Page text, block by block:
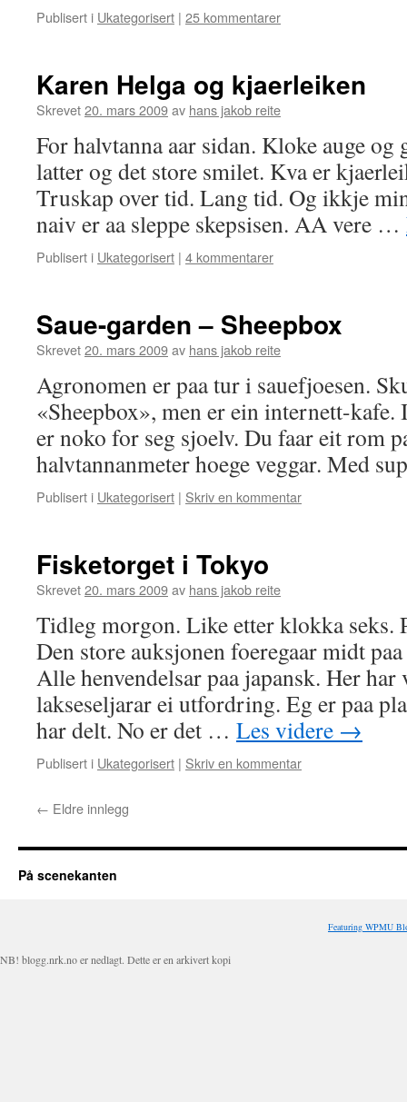
Publisert i Ukategorisert | 25 kommentarer
Karen Helga og kjaerleiken
Skrevet20. mars 2009av hans jakob reite
For halvtanna aar sidan. Kloke auge og
latter og det store smilet. Kva er
Truskap over tid. Lang tid. Og ikkje
naiv er aa sleppe skepsisen. AA vere …
Publisert i Ukategorisert | 4 kommentarer
Saue-garden – Sheepbox
Skrevet20. mars 2009av hans jakob reite
Agronomen er paa tur i sauefjoesen.
«Sheepbox», men er ein internett-kafe.
er noko for seg sjoelv. Du faar eit rom
halvtannanmeter hoege veggar. Med
Publisert i Ukategorisert | Skriv en kommentar
Fisketorget i Tokyo
Skrevet20. mars 2009av hans jakob reite
Tidleg morgon. Like etter klokka seks.
Den store auksjonen foeregaar midt paa
Alle henvendelsar paa japansk. Her har
lakseseljarar ei utfordring. Eg er paa
har delt. No er det … Les videre →
Publisert i Ukategorisert | Skriv en kommentar
← Eldre innlegg
På scenekanten
Featuring WPMU
NB! blogg.nrk.no er nedlagt. Dette er en arkivert kopi